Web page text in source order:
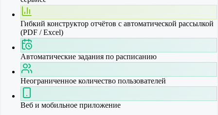
Гибкий конструктор отчётов с автоматической рассылкой
(PDF / Excel)
Автоматические задания по расписанию
Неограниченное количество пользователей
Веб и мобильное приложение